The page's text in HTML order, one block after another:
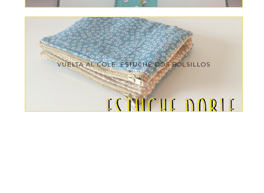
VUELTA AL COLE. ESTUCHE DOS BOLSILLOS